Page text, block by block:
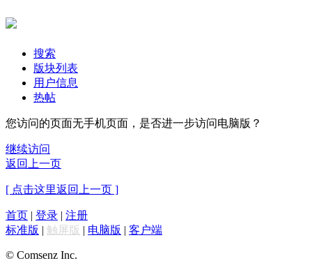
搜索
版块列表
用户信息
热帖
您访问的页面无手机页面，是否进一步访问电脑版？
继续访问
返回上一页
[ 点击这里返回上一页 ]
首页 | 登录 | 注册
标准版 | 触屏版 | 电脑版 | 客户端
© Comsenz Inc.